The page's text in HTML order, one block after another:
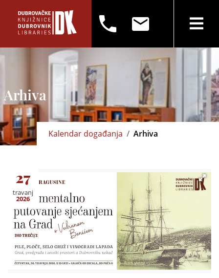
Arhiva
Kalendar događanja Arhiva
27
travanj
2026